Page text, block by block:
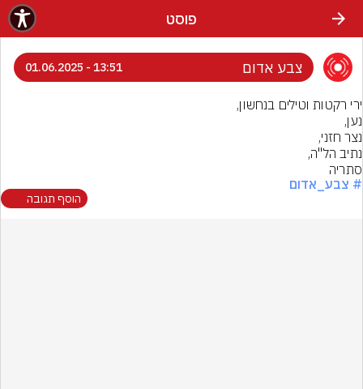
פוסט
צבע אדום 13:51 - 01.06.2025
סתריה
# צבע_אדום
הוסף תגובה